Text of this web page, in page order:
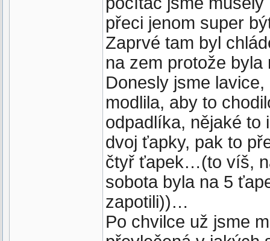
přeci jenom super
Zaprvé tam byl
na zem protože byla
Donesly jsme
modlila, aby to
odpadlíka, nějaké
dvoj ťapky, pak to
čtyř ťapek…(to víš,
sobota byla na 5
zapotili))…
Po chvilce už jsme